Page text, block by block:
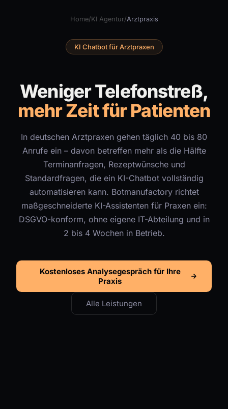
Home/KI Agentur/Arztpraxis
KI Chatbot für Arztpraxen
Weniger Telefonstreß,
mehr Zeit für Patienten
In deutschen Arztpraxen gehen täglich 40 bis 80
Anrufe ein – davon betreffen mehr als die Hälfte
Terminanfragen, Rezeptwünsche und
Standardfragen, die ein KI-Chatbot vollständig
automatisieren kann. Botmanufactory richtet
maßgeschneiderte KI-Assistenten für Praxen ein:
DSGVO-konform, ohne eigene IT-Abteilung und in
2 bis 4 Wochen in Betrieb.
Kostenloses Analysegespräch für Ihre
Praxis
Alle Leistungen